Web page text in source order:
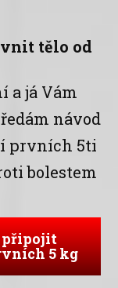
tělo od
a já Vám
návod
prvních 5ti
bolestem
připojit
5 kg